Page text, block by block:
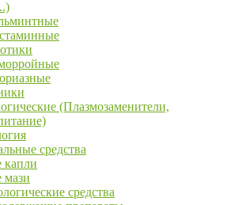
(Плазмозаменители,
средства
капли
мази
средства